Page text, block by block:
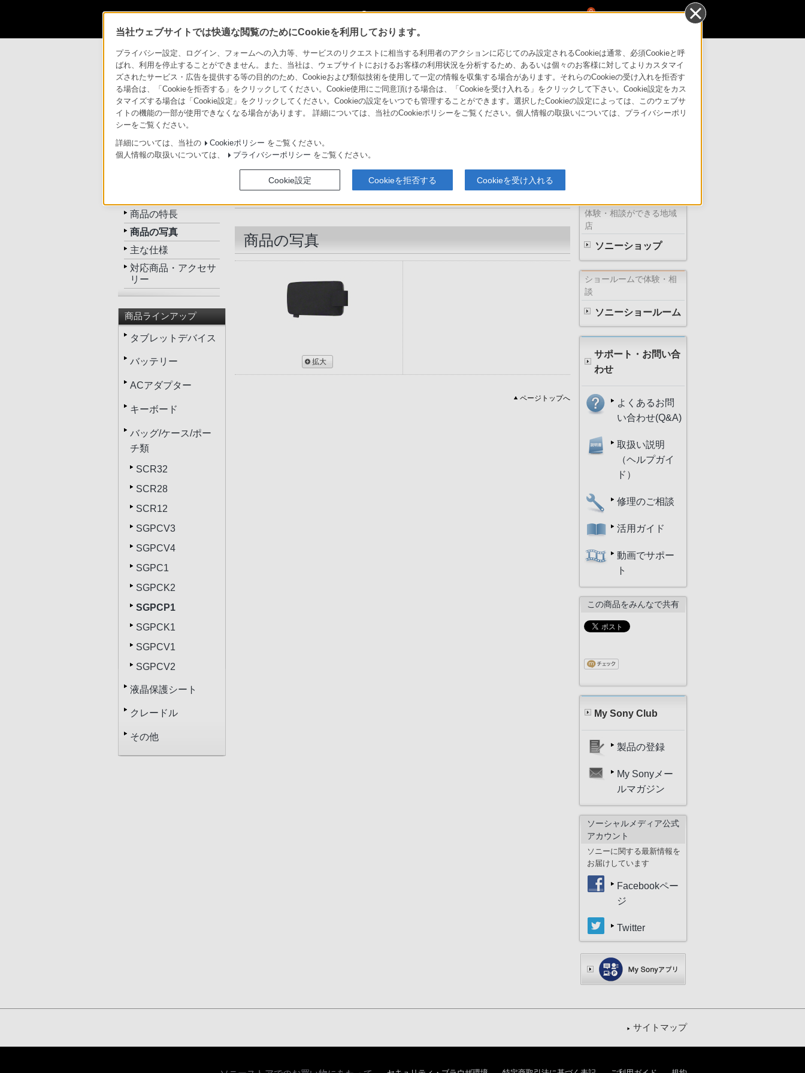
0
商品情報・ストア Xperia(TM) Tablet SGPCP1 商品の写真
サポート・お問い合わせ
トップ 商品一覧
商品の特長
商品の写真
主な仕様
対応商品・アクセサ
リー
商品ラインアップ
タブレットデバイス
バッテリー
ACアダプター
キーボード
バッグ/ケース/ポー
チ類
SCR32
SCR28
SCR12
SGPCV3
SGPCV4
SGPC1
SGPCK2
SGPCP1
SGPCK1
SGPCV1
SGPCV2
液晶保護シート
クレードル
その他
キャリングポーチ
SGPCP1
商品の写真
拡大
ページトップへ
体験・相談ができる地域
店
ソニーショップ
ショールームで体験・相
談
ソニーショールーム
サポート・お問い合
わせ
よくあるお問
い合わせ(Q&A)
取扱い説明
（ヘルプガイ
ド）
修理のご相談
活用ガイド
動画でサポー
ト
この商品をみんなで共有
My Sony Club
製品の登録
My Sonyメー
ルマガジン
ソーシャルメディア公式
アカウント
ソニーに関する最新情報を
お届けしています
Facebookペー
ジ
Twitter
サイトマップ
当社ウェブサイトでは快適な閲覧のためにCookieを利用しております。
プライバシー設定、ログイン、フォームへの入力等、サービスのリクエストに相当する利用者のアクションに応じてのみ設定されるCookieは通常、必須Cookieと呼
ばれ、利用を停止することができません。また、当社は、ウェブサイトにおけるお客様の利用状況を分析するため、あるいは個々のお客様に対してよりカスタマイ
ズされたサービス・広告を提供する等の目的のため、Cookieおよび類似技術を使用して一定の情報を収集する場合があります。それらのCookieの受け入れを拒否す
る場合は、「Cookieを拒否する」をクリックしてください。Cookie使用にご同意頂ける場合は、「Cookieを受け入れる」をクリックして下さい。Cookie設定をカス
タマイズする場合は「Cookie設定」をクリックしてください。Cookieの設定をいつでも管理することができます。選択したCookieの設定によっては、このウェブサ
イトの機能の一部が使用できなくなる場合があります。 詳細については、当社のCookieポリシーをご覧ください。個人情報の取扱いについては、プライバシーポリ
シーをご覧ください。
詳細については、当社の Cookieポリシー をご覧ください。
個人情報の取扱いについては、
プライバシーポリシー をご覧ください。
Cookie設定 Cookieを拒否する Cookieを受け入れる